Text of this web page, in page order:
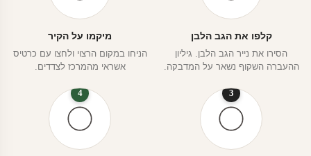
קלפו את הגב הלבן
הסירו את נייר הגב הלבן. גיליון
ההעברה השקוף נשאר על המדבקה.
מיקמו על הקיר
הניחו במקום הרצוי ולחצו עם כרטיס
אשראי מהמרכז לצדדים.
3
4